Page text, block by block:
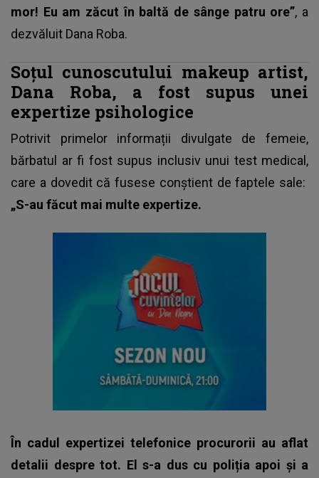
mor! Eu am zăcut în baltă de sânge patru ore”, a
dezvăluit Dana Roba.
Soțul cunoscutului makeup artist,
Dana Roba, a fost supus unei
expertize psihologice
Potrivit primelor informații divulgate de femeie,
bărbatul ar fi fost supus inclusiv unui test medical,
care a dovedit că fusese conștient de faptele sale:
„S-au făcut mai multe expertize.
În cadul expertizei telefonice procurorii au aflat
detalii despre tot. El s-a dus cu poliția apoi și a